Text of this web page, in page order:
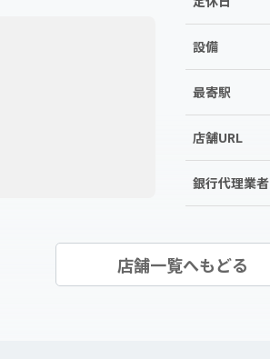
設備
最寄駅
店舗URL
銀行代理業者
店舗一覧へもどる